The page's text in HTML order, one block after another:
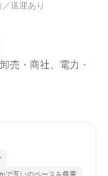
送迎あり
売・商社、電力・
で互いのペースを尊重